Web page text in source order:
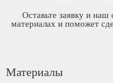
Оставьте заявку и наш
материалах и поможет
Материалы